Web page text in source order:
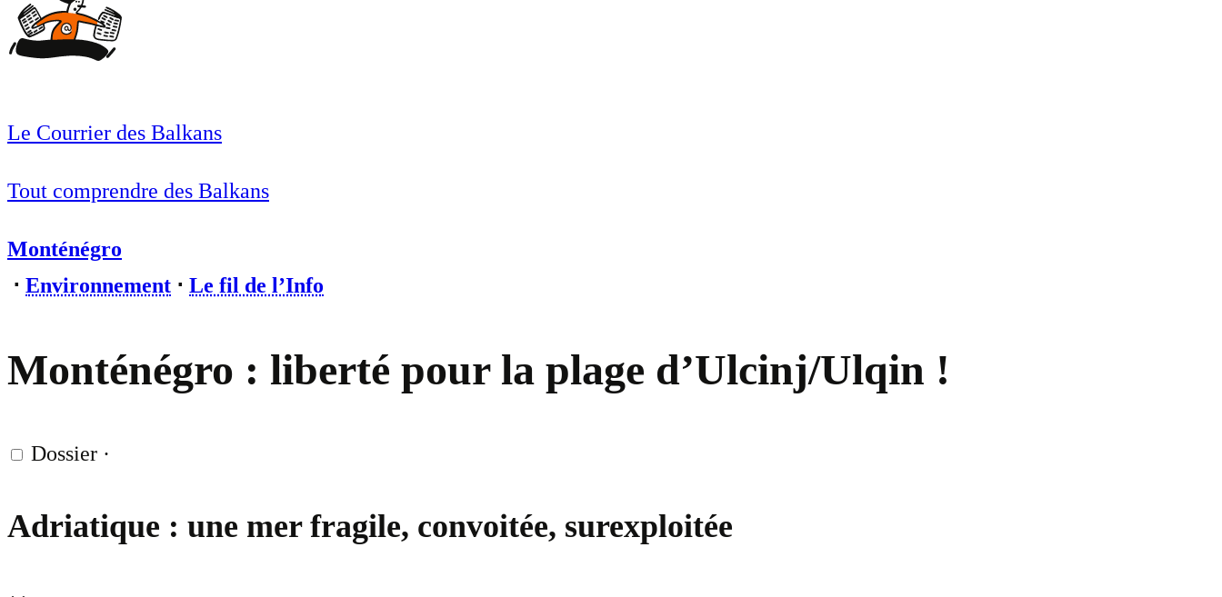
Le Courrier des Balkans
Tout comprendre des Balkans
Monténégro
⋅ Environnement ⋅ Le fil de l’Info
Monténégro : liberté pour la plage d’Ulcinj/Ulqin !
Dossier ·
Adriatique : une mer fragile, convoitée, surexploitée